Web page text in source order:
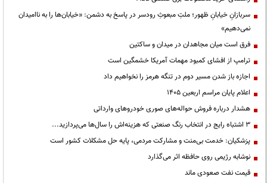
سربازانِ خیابانِ ظهور؛ ملتِ مبعوثِ رودسر در پاسخ به دشمن: «خیابان‌ها را به ناامیدان
نمی‌دهیم»
فرق است میان مجاهدان در میدان و ساکتین
ترامپ از افشای کمبود مهمات آمریکا خشمگین است
اجازه باز شدن مسیر دوم در تنگه هرمز را نخواهیم داد
اعلام پایان مراسم اربعین ۱۴۰۵
هشدار درباره فروش حواله‌های صوری خودروهای وارداتی
3 اشتباه رایج در انتخاب رنگ صنعتی که هزینه‌اش را سال‌ها می‌پردازید...
پزشکیان: خدمت بی‌منت و مشارکت مردمی، پایه حل مشکلات کشور است
نوشابه رژیمی روی حافظه اثر می‌گذارد
قیمت نفت صعودی ماند